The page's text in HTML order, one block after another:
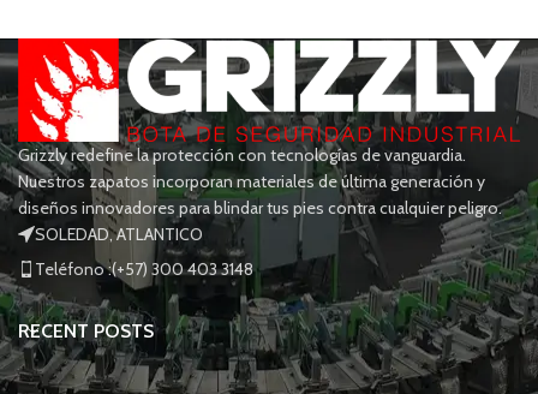
Grizzly redefine la protección con tecnologías de vanguardia.
Nuestros zapatos incorporan materiales de última generación y
diseños innovadores para blindar tus pies contra cualquier peligro.
SOLEDAD, ATLANTICO
Teléfono :(+57) 300 403 3148
RECENT POSTS